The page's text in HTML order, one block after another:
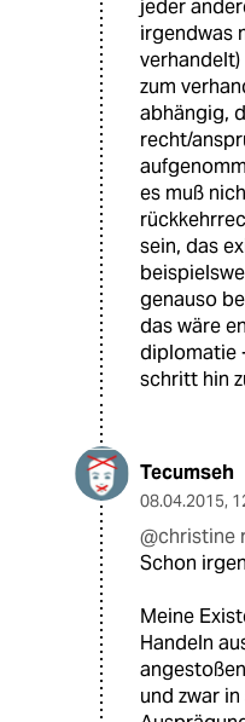
jeder
irgendwas
zum
abhängig,
recht/
es muß
sein, das
genauso
das wäre
diplomatie
schritt hin
Tecumseh
08.04.2015,
@christine
Schon
Meine
Handeln
und zwar